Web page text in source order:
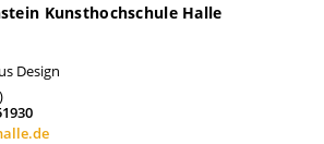
Kunsthochschule Halle
Design